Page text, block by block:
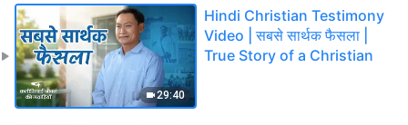
29:40
Hindi Christian Testimony
Video | सबसे सार्थक फैसला |
True Story of a Christian